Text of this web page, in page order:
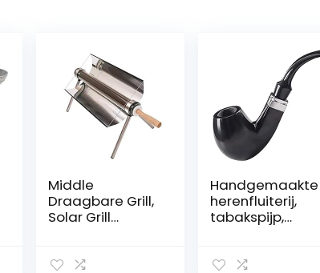
Middle
Draagbare Grill,
Solar Grill
Rookvrij Food
Handgemaakte
herenfluiterij,
tabakspijp,
curve, 9 mm